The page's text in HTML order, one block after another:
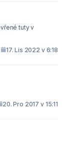
tuty v
17. Lis 2022 v 6:18
20. Pro 2017 v 15:11